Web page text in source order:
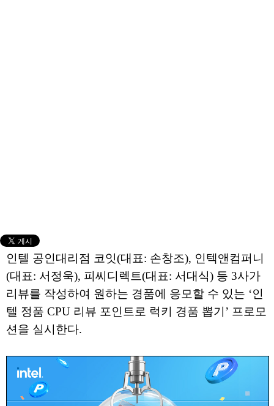
인텔 공인대리점 코잇(대표: 손창조), 인텍앤컴퍼니
(대표: 서정욱), 피씨디렉트(대표: 서대식) 등 3사가
리뷰를 작성하여 원하는 경품에 응모할 수 있는 ‘인
텔 정품 CPU 리뷰 포인트로 럭키 경품 뽑기’ 프로모
션을 실시한다.